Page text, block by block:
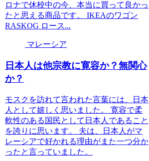
ロナで休校中の今、本当に買って良かっ
たと思える商品です。 IKEAのワゴン
RASKOG ロース...
マレーシア
日本人は他宗教に寛容か？無関心
か？
モスクを訪れて言われた言葉には、日本
人として嬉しく思いました。 寛容で柔
軟性のある国民として日本人であること
を誇りに思います。 夫は、日本人がマ
レーシアで好かれる理由がまた一つ分か
ったと言っていました。